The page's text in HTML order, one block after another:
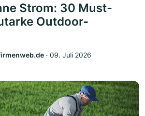
Strom: 30 Must-
Outdoor-
‧ 09. Juli 2026